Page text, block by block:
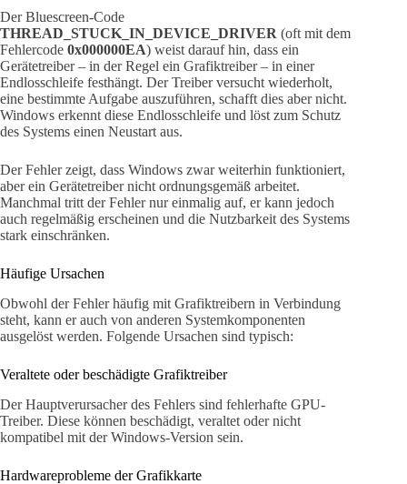
Der Bluescreen-Code
THREAD_STUCK_IN_DEVICE_DRIVER (oft mit dem
Fehlercode 0x000000EA) weist darauf hin, dass ein
Gerätetreiber – in der Regel ein Grafiktreiber – in einer
Endlosschleife festhängt. Der Treiber versucht wiederholt,
eine bestimmte Aufgabe auszuführen, schafft dies aber nicht.
Windows erkennt diese Endlosschleife und löst zum Schutz
des Systems einen Neustart aus.
Der Fehler zeigt, dass Windows zwar weiterhin funktioniert,
aber ein Gerätetreiber nicht ordnungsgemäß arbeitet.
Manchmal tritt der Fehler nur einmalig auf, er kann jedoch
auch regelmäßig erscheinen und die Nutzbarkeit des Systems
stark einschränken.
Häufige Ursachen
Obwohl der Fehler häufig mit Grafiktreibern in Verbindung
steht, kann er auch von anderen Systemkomponenten
ausgelöst werden. Folgende Ursachen sind typisch:
Veraltete oder beschädigte Grafiktreiber
Der Hauptverursacher des Fehlers sind fehlerhafte GPU-
Treiber. Diese können beschädigt, veraltet oder nicht
kompatibel mit der Windows-Version sein.
Hardwareprobleme der Grafikkarte